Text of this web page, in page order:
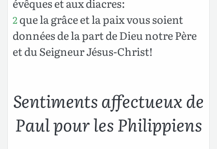
2que la grâce et la paix vous soient
données de la part de Dieu notre Père
et du Seigneur Jésus-Christ!
Sentiments affectueux de
Paul pour les Philippiens